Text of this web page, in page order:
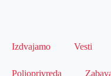
Izdvajamo Vesti
Poljoprivreda